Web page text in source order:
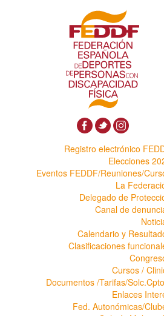
Registro electrónico
Elecciones
Eventos FEDDF/Reuniones/
La
Delegado de
Canal de
Calendario y
Clasificaciones
Cursos /
Documentos /Tarifas/
Enlaces
Fed. Autonómicas/